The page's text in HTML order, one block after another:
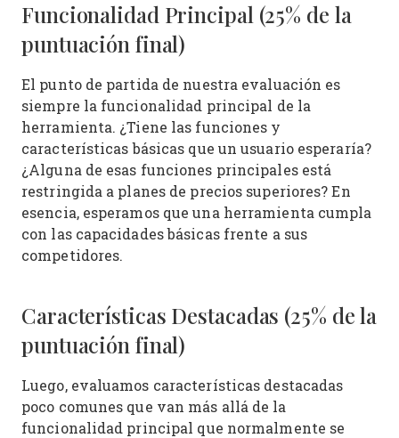
Funcionalidad Principal (25% de la
puntuación final)
El punto de partida de nuestra evaluación es
siempre la funcionalidad principal de la
herramienta. ¿Tiene las funciones y
características básicas que un usuario esperaría?
¿Alguna de esas funciones principales está
restringida a planes de precios superiores? En
esencia, esperamos que una herramienta cumpla
con las capacidades básicas frente a sus
competidores.
Características Destacadas (25% de la
puntuación final)
Luego, evaluamos características destacadas
poco comunes que van más allá de la
funcionalidad principal que normalmente se